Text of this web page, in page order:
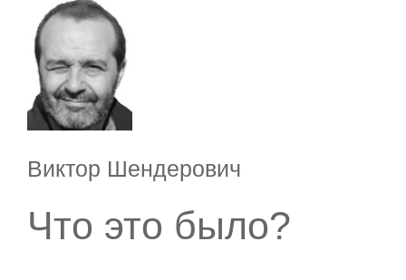
Виктор Шендерович
Что это было?